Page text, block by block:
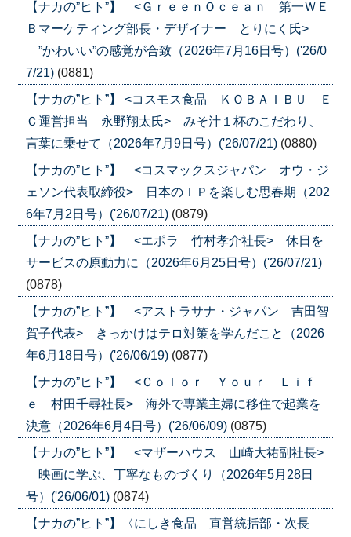
【ナカの”ヒト”】 <ＧｒｅｅｎＯｃｅａｎ 第一ＷＥ
Ｂマーケティング部長・デザイナー とりにく氏>
”かわいい”の感覚が合致（2026年7月16日号）('26/0
7/21) (0881)
【ナカの”ヒト”】 <コスモス食品 ＫＯＢＡＩＢＵ Ｅ
Ｃ運営担当 永野翔太氏> みそ汁１杯のこだわり、
言葉に乗せて（2026年7月9日号）('26/07/21) (0880)
【ナカの”ヒト”】 <コスマックスジャパン オウ・ジ
ェソン代表取締役> 日本のＩＰを楽しむ思春期（202
6年7月2日号）('26/07/21) (0879)
【ナカの”ヒト”】 <エポラ 竹村孝介社長> 休日を
サービスの原動力に（2026年6月25日号）('26/07/21)
(0878)
【ナカの”ヒト”】 <アストラサナ・ジャパン 吉田智
賀子代表> きっかけはテロ対策を学んだこと（2026
年6月18日号）('26/06/19) (0877)
【ナカの”ヒト”】 <Ｃｏｌｏｒ Ｙｏｕｒ Ｌｉｆ
ｅ 村田千尋社長> 海外で専業主婦に移住で起業を
決意（2026年6月4日号）('26/06/09) (0875)
【ナカの”ヒト”】 <マザーハウス 山崎大祐副社長>
映画に学ぶ、丁寧なものづくり（2026年5月28日
号）('26/06/01) (0874)
【ナカの”ヒト”】〈にしき食品 直営統括部・次長